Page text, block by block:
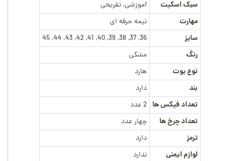
سبک اسکیت آموزشی, تفریحی
مهارت نیمه حرفه ای
سایز 36, 37, 38, 39, 40, 41, 42, 43, 44, 45
رنگ مشکی
نوع بوت هارد
بند دارد
تعداد فیکس ها 2 عدد
تعداد چرخ ها چهار عدد
ترمز دارد
لوازم ایمنی ندارد